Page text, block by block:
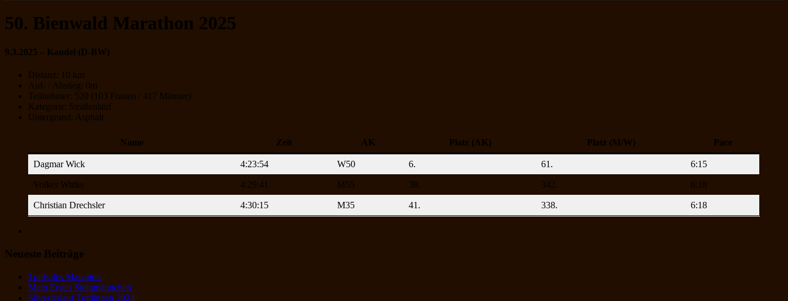
50. Bienwald Marathon 2025
9.3.2025 – Kandel (D-BW)
Distanz: 10 km
Auf- / Abstieg: 0m
Teilnehmer: 520 (103 Frauen / 417 Männer)
Kategorie: Straßenlauf
Untergrund: Asphalt
Name Zeit AK Platz (AK) Platz (M/W) Pace
Dagmar Wick 4:23:54 W50 6. 61. 6:15
Volker Wittke 4:29:41 M55 38. 342. 6:18
Christian Drechsler 4:30:15 M35 41. 338. 6:18
Neueste Beiträge
Trails des Marcaires
Mein Erstes Steinmännchen
Silvesterlauf Tuttlingen 2024